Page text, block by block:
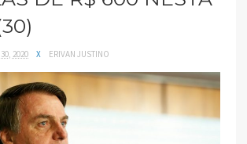
2020 X ERIVAN JUSTINO